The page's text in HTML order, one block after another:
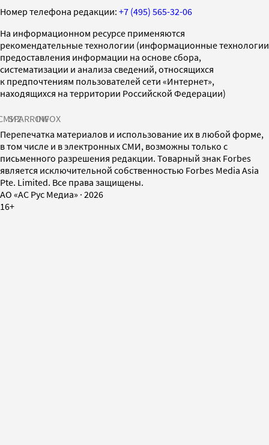
Номер телефона редакции: +7 (495) 565-32-06
На информационном ресурсе применяются
рекомендательные технологии (информационные технологии
предоставления информации на основе сбора,
систематизации и анализа сведений, относящихся
к предпочтениям пользователей сети «Интернет»,
находящихся на территории Российской Федерации)
SPARROWINFOX
Перепечатка материалов и использование их в любой форме,
в том числе и в электронных СМИ, возможны только с
письменного разрешения редакции. Товарный знак Forbes
является исключительной собственностью Forbes Media Asia
Pte. Limited. Все права защищены.
AO «АС Рус Медиа» · 2026
16+